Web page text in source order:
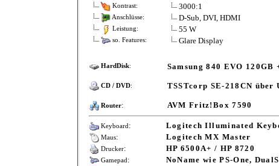
Kontrast: 3000:1
Anschlüsse: D-Sub, DVI, HDMI
Leistung: 55 W
so. Features: Glare Display
HardDisk: Samsung 840 EVO 120GB
CD / DVD: TSSTcorp SE-218CN über
Router: AVM Fritz!Box 7590
Keyboard: Logitech Illuminated
Maus: Logitech MX Master
Drucker: HP 6500A+ / HP 8720
Gamepad: NoName wie PS-One,